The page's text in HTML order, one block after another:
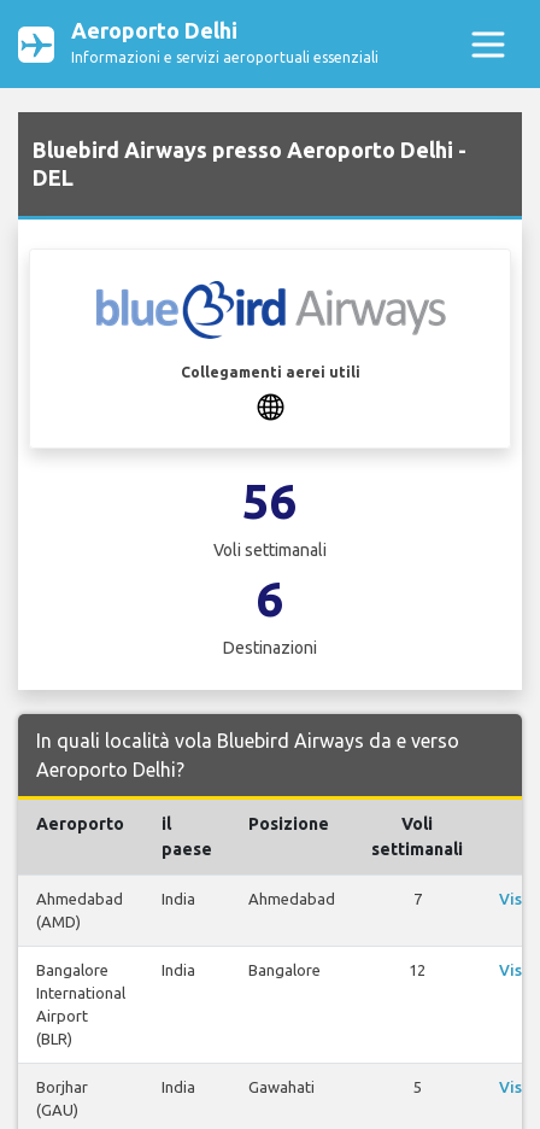
Aeroporto Delhi
Informazioni e servizi aeroportuali essenziali
Bluebird Airways presso Aeroporto Delhi -
DEL
Collegamenti aerei utili
56
Voli settimanali
6
Destinazioni
In quali località vola Bluebird Airways da e verso
Aeroporto Delhi?
Aeroporto
il
paese
Posizione
Voli
settimanali
Ahmedabad
(AMD)
India Ahmedabad 7
Bangalore
International
Airport
(BLR)
India Bangalore 12
Borjhar
(GAU)
India Gawahati 5